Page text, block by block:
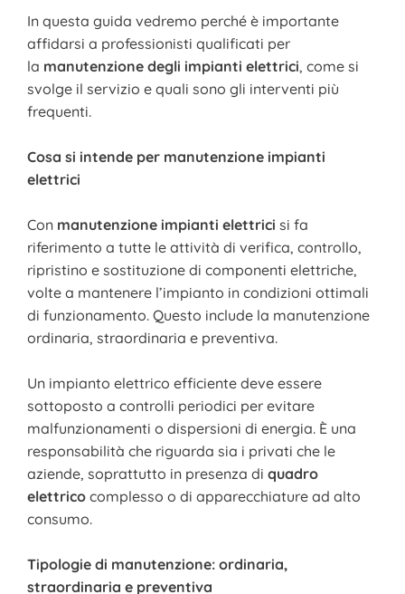
In questa guida vedremo perché è importante
affidarsi a professionisti qualificati per
la manutenzione degli impianti elettrici, come si
svolge il servizio e quali sono gli interventi più
frequenti.
Cosa si intende per manutenzione impianti
elettrici
Con manutenzione impianti elettrici si fa
riferimento a tutte le attività di verifica, controllo,
ripristino e sostituzione di componenti elettriche,
volte a mantenere l’impianto in condizioni ottimali
di funzionamento. Questo include la manutenzione
ordinaria, straordinaria e preventiva.
Un impianto elettrico efficiente deve essere
sottoposto a controlli periodici per evitare
malfunzionamenti o dispersioni di energia. È una
responsabilità che riguarda sia i privati che le
aziende, soprattutto in presenza di quadro
elettrico complesso o di apparecchiature ad alto
consumo.
Tipologie di manutenzione: ordinaria,
straordinaria e preventiva